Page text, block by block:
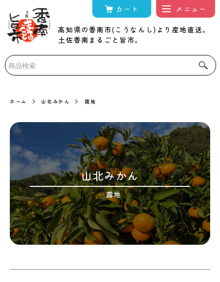
カート
高知県の香南市(こうなんし)より産地直送。
土佐香南まるごと旨市。
ホーム 山北みかん 露地
山北みかん
露地